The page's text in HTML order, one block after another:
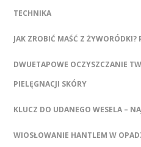
TECHNIKA
JAK ZROBIĆ MAŚĆ Z
DWUETAPOWE OCZYSZCZANIE
PIELĘGNACJI SKÓRY
KLUCZ DO UDANEGO WESELA –
WIOSŁOWANIE HANTLEM W